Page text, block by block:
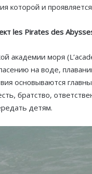
которой и
les Pirates des
академии моря
на воде,
основываются
братство,
детям.